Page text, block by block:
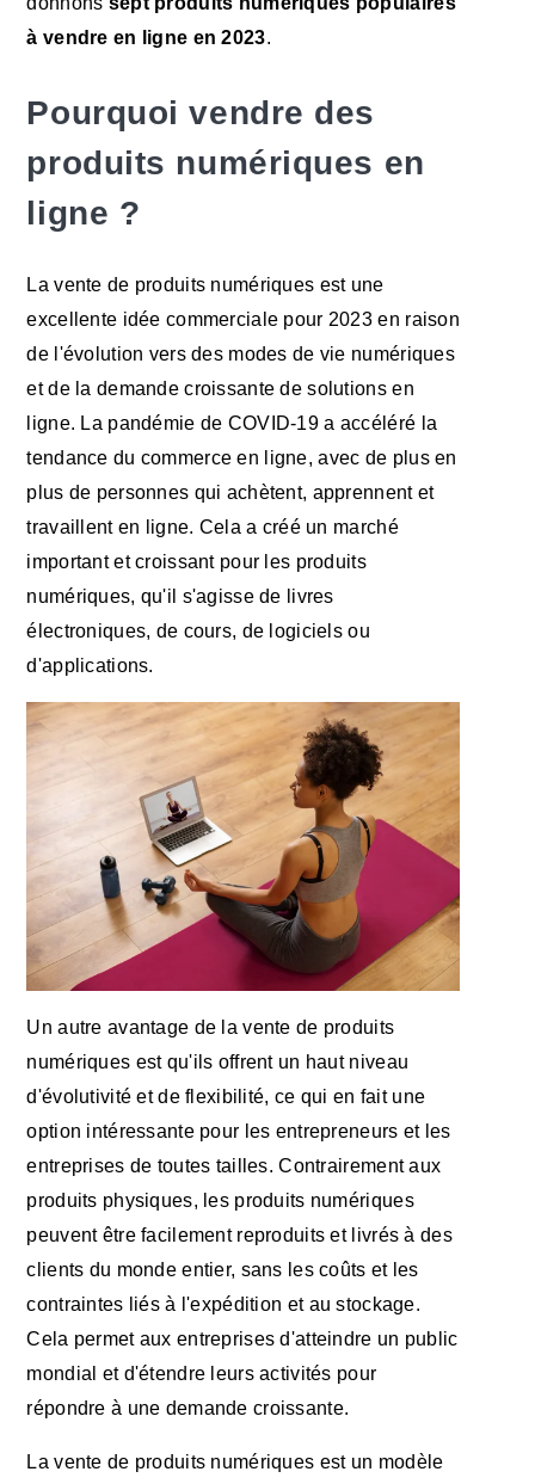
à vendre en ligne en 2023.
Pourquoi vendre des
produits numériques en
ligne ?
La vente de produits numériques est une
excellente idée commerciale pour 2023 en raison
de l'évolution vers des modes de vie numériques
et de la demande croissante de solutions en
ligne. La pandémie de COVID-19 a accéléré la
tendance du commerce en ligne, avec de plus en
plus de personnes qui achètent, apprennent et
travaillent en ligne. Cela a créé un marché
important et croissant pour les produits
numériques, qu'il s'agisse de livres
électroniques, de cours, de logiciels ou
d'applications.
Un autre avantage de la vente de produits
numériques est qu'ils offrent un haut niveau
d'évolutivité et de flexibilité, ce qui en fait une
option intéressante pour les entrepreneurs et les
entreprises de toutes tailles. Contrairement aux
produits physiques, les produits numériques
peuvent être facilement reproduits et livrés à des
clients du monde entier, sans les coûts et les
contraintes liés à l'expédition et au stockage.
Cela permet aux entreprises d'atteindre un public
mondial et d'étendre leurs activités pour
répondre à une demande croissante.
La vente de produits numériques est un modèle